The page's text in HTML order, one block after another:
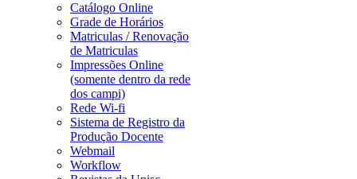
Catálogo Online
Grade de Horários
Matriculas / Renovação
de Matriculas
Impressões Online
(somente dentro da rede
dos campi)
Rede Wi-fi
Sistema de Registro da
Produção Docente
Webmail
Workflow